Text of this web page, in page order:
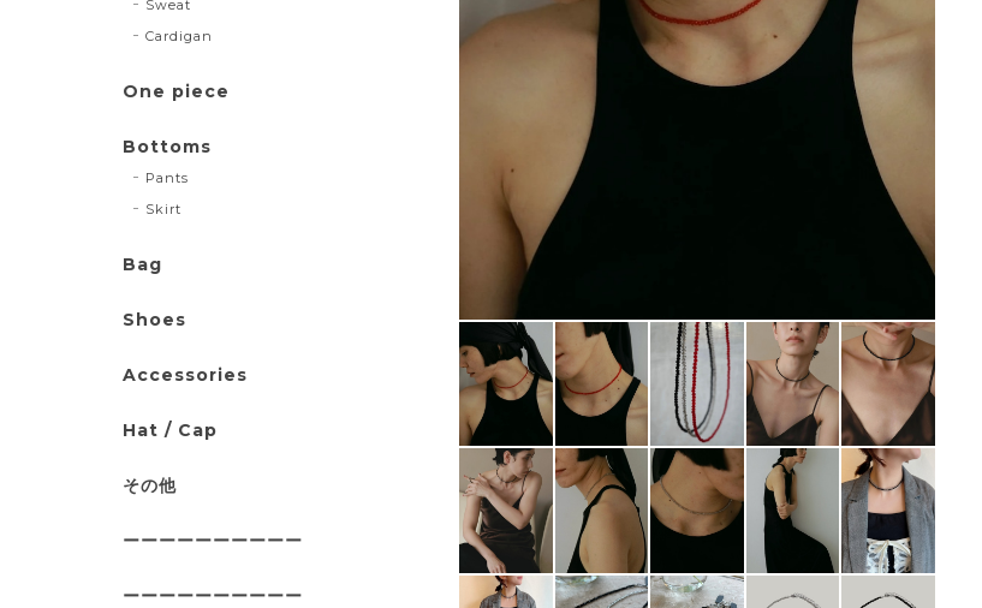
Sweat
Cardigan
One piece
Bottoms
Pants
Skirt
Bag
Shoes
Accessories
Hat / Cap
その他
ーーーーーーーーーー
ーーーーーーーーーー